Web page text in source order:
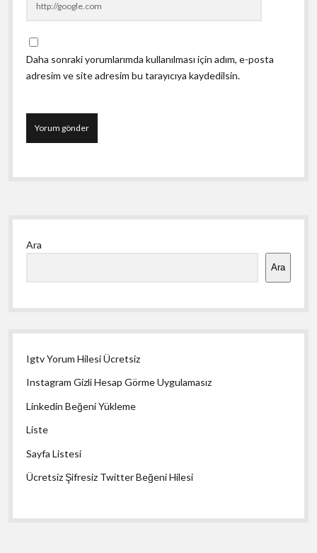
Daha sonraki yorumlarımda kullanılması için adım, e-posta
adresim ve site adresim bu tarayıcıya kaydedilsin.
Yan
Menü
Ara
Ara
Igtv Yorum Hilesi Ücretsiz
Instagram Gizli Hesap Görme Uygulamasız
Linkedin Beğeni Yükleme
Liste
Sayfa Listesi
Ücretsiz Şifresiz Twitter Beğeni Hilesi